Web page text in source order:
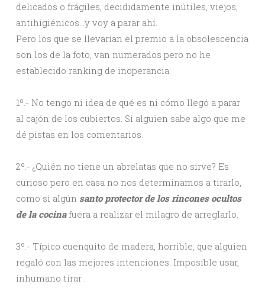
delicados o frágiles, decididamente inútiles, viejos,
antihigiénicos…y voy a parar ahí.
Pero los que se llevarían el premio a la obsolescencia
son los de la foto, van numerados pero no he
establecido ranking de inoperancia:
1º.- No tengo ni idea de qué es ni cómo llegó a parar
al cajón de los cubiertos. Si alguien sabe algo que me
dé pistas en los comentarios.
2º.- ¿Quién no tiene un abrelatas que no sirve? Es
curioso pero en casa no nos determinamos a tirarlo,
como si algún santo protector de los rincones ocultos
de la cocinafuera a realizar el milagro de arreglarlo.
3º.- Típico cuenquito de madera, horrible, que alguien
regaló con las mejores intenciones. Imposible usar,
inhumano tirar .